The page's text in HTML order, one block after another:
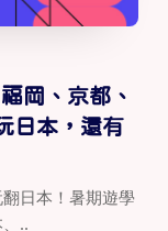
岡、京都、
日本，還有
日本！暑期遊學
..